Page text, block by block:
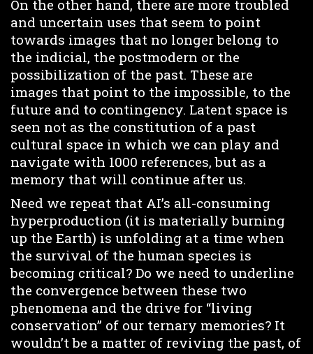
On the other hand, there are more troubled
and uncertain uses that seem to point
towards images that no longer belong to
the indicial, the postmodern or the
possibilization of the past. These are
images that point to the impossible, to the
future and to contingency. Latent space is
seen not as the constitution of a past
cultural space in which we can play and
navigate with 1000 references, but as a
memory that will continue after us.
Need we repeat that AI’s all-consuming
hyperproduction (it is materially burning
up the Earth) is unfolding at a time when
the survival of the human species is
becoming critical? Do we need to underline
the convergence between these two
phenomena and the drive for “living
conservation” of our ternary memories? It
wouldn’t be a matter of reviving the past, of